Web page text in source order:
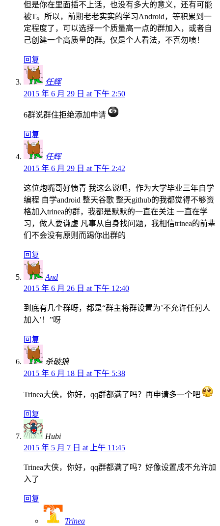
但是你在里面插不上话，也没有多大的意义，还有可能
被T。所以，前期老老实实的学习Android，等积累到一
定程度了，可以选择一个质量高一点的群加入，或者自
己创建一个高质量的群。仅是个人看法，不喜勿喷！
回复
任辉
2015 年 6 月 29 日 at 下午 2:50
6群说群住拒绝添加申请
回复
任辉
2015 年 6 月 29 日 at 下午 2:42
这位炮嘴哥好愤青 我这么说吧，作为大学毕业三年自学
编程 自学android 整天谷歌 整天github的我都觉得不够资
格加入trinea的群，我都是默默的一直在关注 一直在学
习，做人要谦虚 凡事从自身找问题，我相信trinea的前辈
们不会没有原则而踢你出群的
回复
And
2015 年 6 月 26 日 at 下午 12:40
到底有几个群呀，都是“群主将群设置为’不允许任何人
加入’！”呀
回复
杀破狼
2015 年 6 月 18 日 at 下午 5:38
Trinea大侠，你好，qq群都满了吗？再申请多一个吧
回复
Hubi
2015 年 5 月 7 日 at 上午 11:45
Trinea大侠，你好，qq群都满了吗？好像设置成不允许加
入了
回复
Trinea